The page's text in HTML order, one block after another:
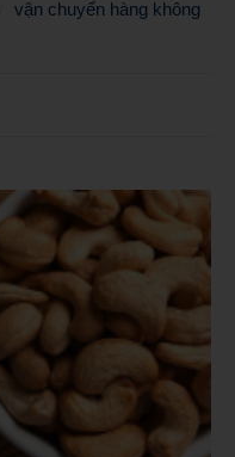
vận chuyển hàng không